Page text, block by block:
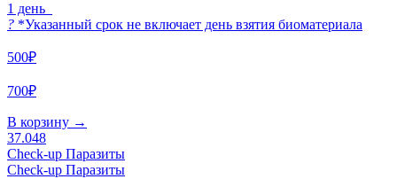
1 день
? *Указанный срок не включает день взятия биоматериала
500₽
700₽
В корзину →
37.048
Check-up Паразиты
Check-up Паразиты